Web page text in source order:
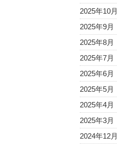
2025年10月
2025年9月
2025年8月
2025年7月
2025年6月
2025年5月
2025年4月
2025年3月
2024年12月